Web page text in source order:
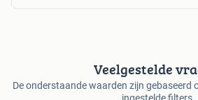
Veelgestelde
De onderstaande waarden zijn gebaseerd